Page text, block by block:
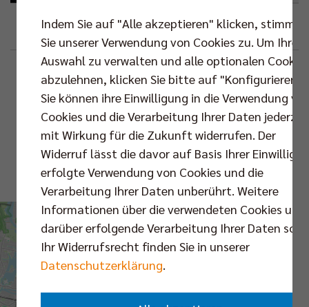
Google Outlook (.ics)
Beschreibung
VS.
Bundesliga |
Hauptrunde | 5.
Spieltag
Livestream |
Standortinformationen
Max-Schmeling-
Halle
Karte
Indem Sie auf "Alle akzeptieren" klicken, stimmen
Sie unserer Verwendung von Cookies zu. Um Ihre
Auswahl zu verwalten und alle optionalen Cookies
abzulehnen, klicken Sie bitte auf "Konfigurieren".
Sie können ihre Einwilligung in die Verwendung
Cookies und die Verarbeitung Ihrer Daten
mit Wirkung für die Zukunft widerrufen. Der
Widerruf lässt die davor auf Basis Ihrer
erfolgte Verwendung von Cookies und die
Verarbeitung Ihrer Daten unberührt. Weitere
Informationen über die verwendeten Cookies und
darüber erfolgende Verarbeitung Ihrer Daten
Ihr Widerrufsrecht finden Sie in unserer
Datenschutzerklärung.